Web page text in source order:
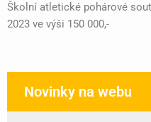
Školní atletické pohárové
2023 ve výši 150 000,-
Novinky na webu